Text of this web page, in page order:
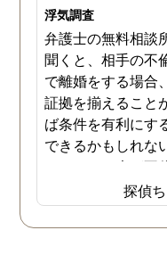
浮気調査
弁護士の無料相談
聞くと、相手の不
で離婚をする場合
証拠を揃えること
ば条件を有利にす
できるかもしれな
とでした。夫が不
いるのは確実なの
私の証言だけでは
いようです。弁護
探偵